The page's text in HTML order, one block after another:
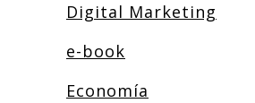
Digital Marketing
e-book
Economía